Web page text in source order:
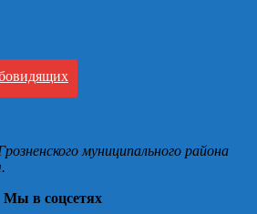
муниципального района
Мы в соцсетях